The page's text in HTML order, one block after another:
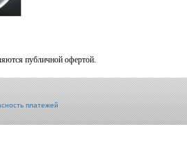
публичной офертой.
платежей